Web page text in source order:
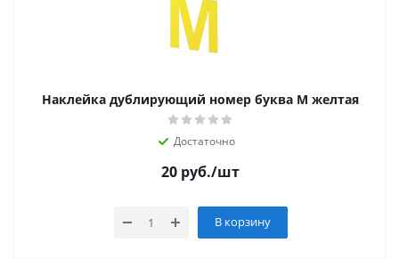
Наклейка дублирующий номер буква М желтая
Достаточно
20 руб./шт
В корзину